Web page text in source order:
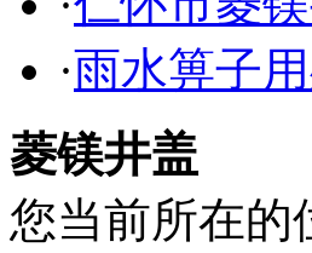
·雨水箅子
菱镁井盖
您当前所在的